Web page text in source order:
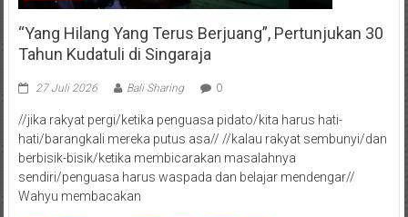
“Yang Hilang Yang Terus Berjuang”, Pertunjukan 30
Tahun Kudatuli di Singaraja
27 Juli 2026 Bali Sharing 0
//jika rakyat pergi/ketika penguasa pidato/kita harus hati-
hati/barangkali mereka putus asa// //kalau rakyat sembunyi/dan
berbisik-bisik/ketika membicarakan masalahnya
sendiri/penguasa harus waspada dan belajar mendengar//
Wahyu membacakan